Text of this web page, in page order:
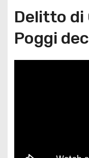
Delitto di
Poggi